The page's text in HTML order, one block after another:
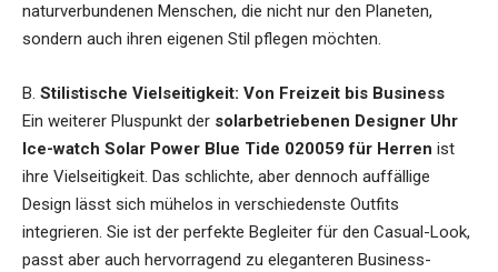
naturverbundenen Menschen, die nicht nur den Planeten,
sondern auch ihren eigenen Stil pflegen möchten.
B. Stilistische Vielseitigkeit: Von Freizeit bis Business
Ein weiterer Pluspunkt der solarbetriebenen Designer Uhr
Ice-watch Solar Power Blue Tide 020059 für Herren ist
ihre Vielseitigkeit. Das schlichte, aber dennoch auffällige
Design lässt sich mühelos in verschiedenste Outfits
integrieren. Sie ist der perfekte Begleiter für den Casual-Look,
passt aber auch hervorragend zu eleganteren Business-